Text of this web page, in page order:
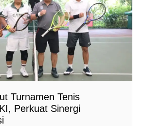
Turnamen Tenis
Perkuat Sinergi